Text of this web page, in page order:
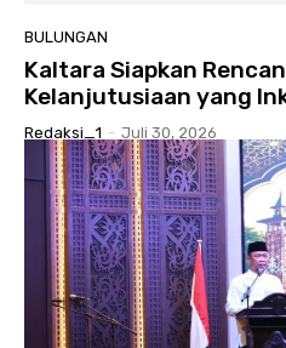
BULUNGAN
Kaltara Siapkan
Kelanjutusiaan yang
Redaksi_1 - Juli 30, 2026